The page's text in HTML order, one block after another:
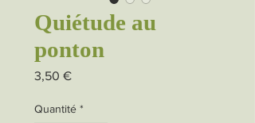
Quiétude au
ponton
3,50 €Prix
Quantité *